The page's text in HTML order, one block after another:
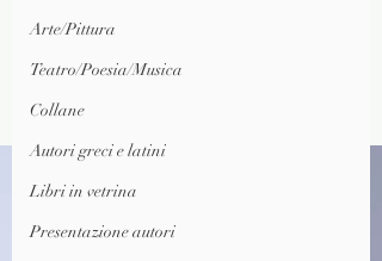
Arte/Pittura
Teatro/Poesia/Musica
Collane
Autori greci e latini
Libri in vetrina
Presentazione autori